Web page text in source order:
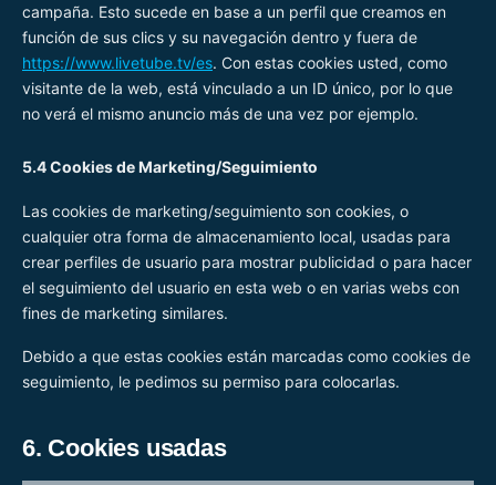
campaña. Esto sucede en base a un perfil que creamos en
función de sus clics y su navegación dentro y fuera de
https://www.livetube.tv/es. Con estas cookies usted, como
visitante de la web, está vinculado a un ID único, por lo que
no verá el mismo anuncio más de una vez por ejemplo.
5.4 Cookies de Marketing/Seguimiento
Las cookies de marketing/seguimiento son cookies, o
cualquier otra forma de almacenamiento local, usadas para
crear perfiles de usuario para mostrar publicidad o para hacer
el seguimiento del usuario en esta web o en varias webs con
fines de marketing similares.
Debido a que estas cookies están marcadas como cookies de
seguimiento, le pedimos su permiso para colocarlas.
6. Cookies usadas